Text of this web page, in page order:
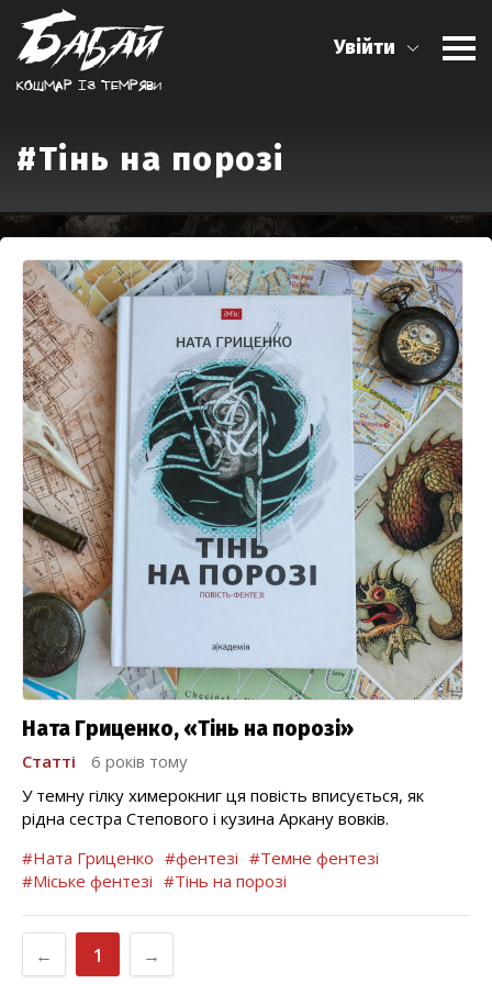
Кошмар iз темряви
Увійти
#Тінь на порозі
Ната Гриценко, «Тінь на порозі»
Статті
6 років тому
У темну гілку химерокниг ця повість вписується, як
рідна сестра Степового і кузина Аркану вовків.
#Ната Гриценко #фентезі #Темне фентезі
#Міське фентезі #Тінь на порозі
← 1 →